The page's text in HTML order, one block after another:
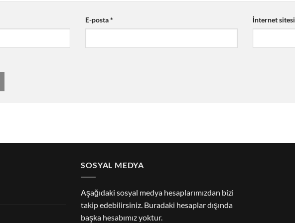
E-posta* İnternet sitesi
SOSYAL MEDYA
Aşağıdaki sosyal medya hesaplarımızdan bizi
takip edebilirsiniz. Buradaki hesaplar dışında
başka hesabımız yoktur.